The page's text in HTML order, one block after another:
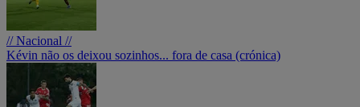
// Nacional //
Kévin não os deixou sozinhos... fora de casa (crónica)